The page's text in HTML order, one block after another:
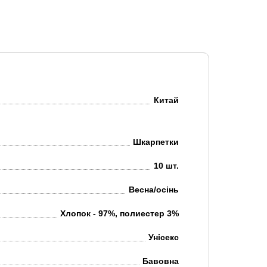
Китай
Шкарпетки
10 шт.
Весна/осінь
Хлопок - 97%, полиестер 3%
Унісекс
Бавовна